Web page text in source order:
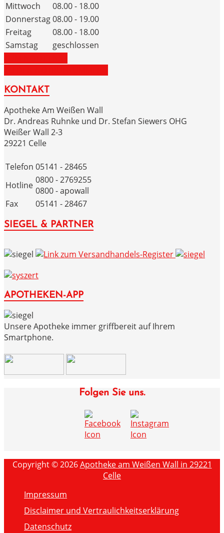
Mittwoch
08.00 - 18.00
Donnerstag08.00 - 19.00
Freitag
08.00 - 18.00
Samstag
geschlossen
KONTAKT
Apotheke Am Weißen Wall
Dr. Andreas Ruhnke und Dr. Stefan Siewers OHG
Weißer Wall 2-3
29221 Celle
Telefon 05141 - 28465
Hotline 0800 - 2769255
0800 - apowall
Fax
05141 - 28467
SIEGEL & PARTNER
APOTHEKEN-APP
Unsere Apotheke immer griffbereit auf Ihrem
Smartphone.
Folgen Sie uns.
Copyright © 2026Apotheke am Weißen Wall in 29221
Celle
Impressum
Disclaimer und Vertraulichkeitserklärung
Datenschutz